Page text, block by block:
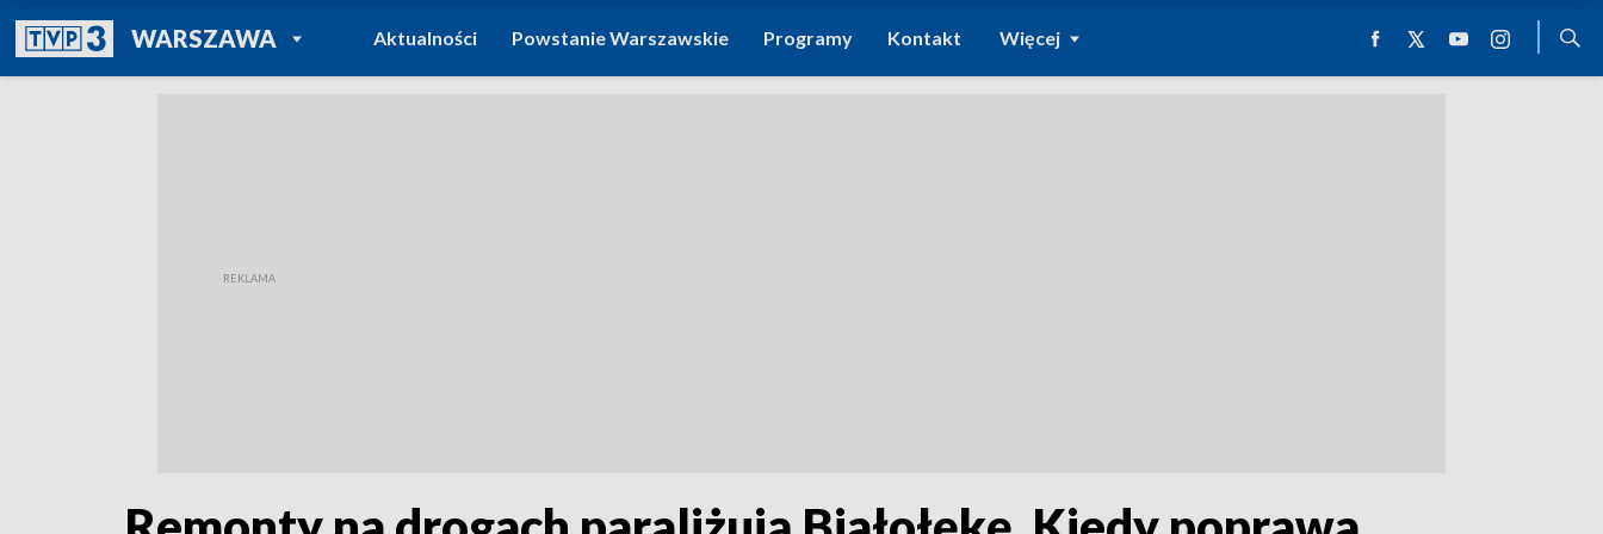
WARSZAWAPOWRÓT DO
TVP REGIONY
Aktualności Powstanie Warszawskie Programy Kontakt Więcej